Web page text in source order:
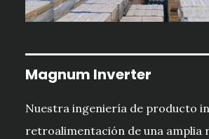
Magnum Inverter
Nuestra ingeniería de producto
retroalimentación de una amplia